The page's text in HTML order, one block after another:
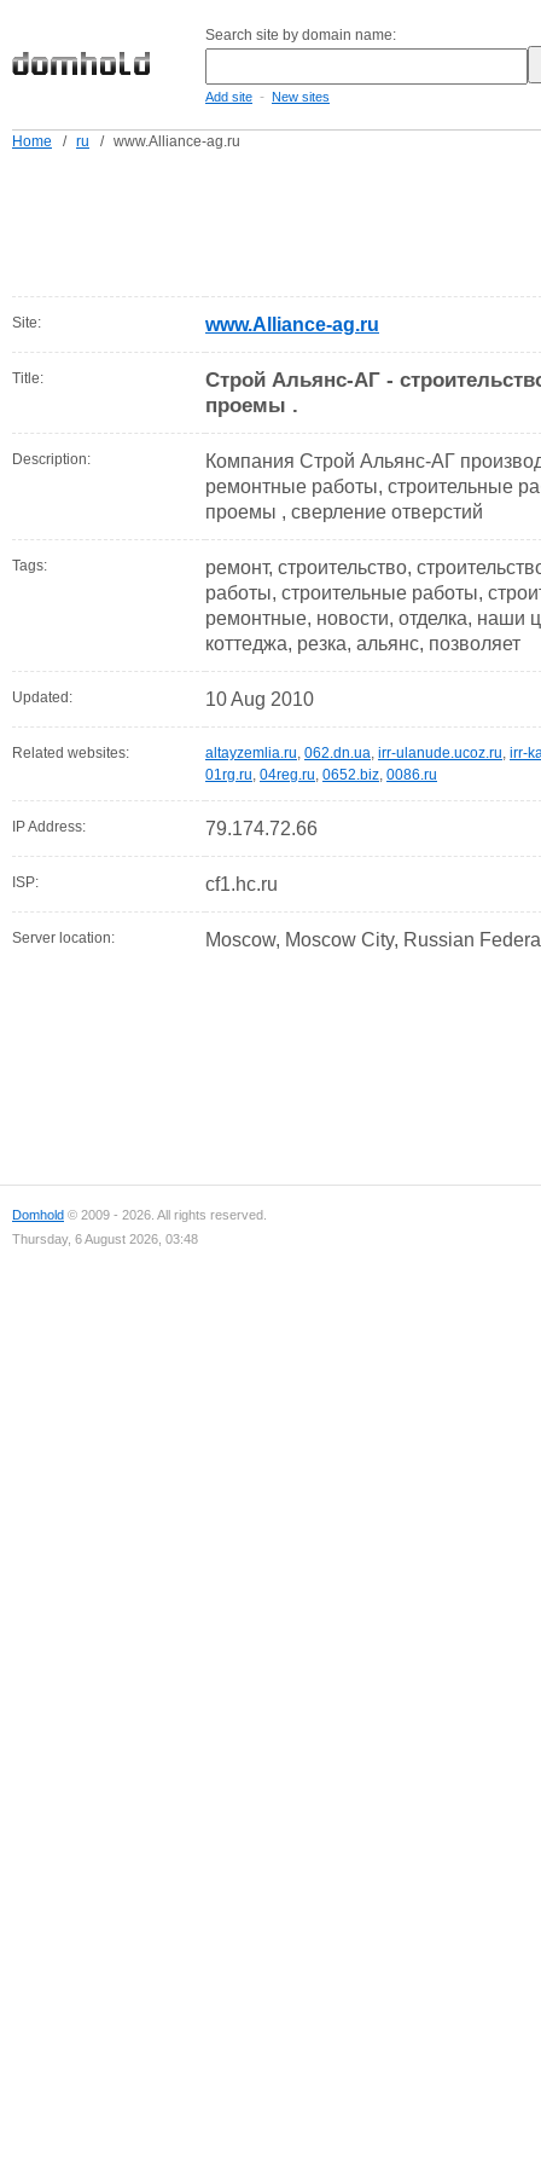
Search site by domain name:
Add site - New sites
Home / ru / www.Alliance-ag.ru
Site: www.Alliance-ag.ru
Title:
Строй Альянс-АГ -
проемы .
Description:
Компания Строй Альянс-АГ
ремонтные работы, строительные
проемы , сверление отверстий
Tags:
ремонт, строительство,
работы, строительные работы,
ремонтные, новости, отделка, наши
коттеджа, резка, альянс, позволяет
Updated: 10 Aug 2010
Related websites: altayzemlia.ru, 062.dn.ua, irr-ulanude.ucoz.ru, irr-
01rg.ru, 04reg.ru, 0652.biz, 0086.ru
IP Address: 79.174.72.66
ISP: cf1.hc.ru
Server location: Moscow, Moscow City, Russian
Domhold © 2009 - 2026. All rights reserved.
Thursday, 6 August 2026, 03:48